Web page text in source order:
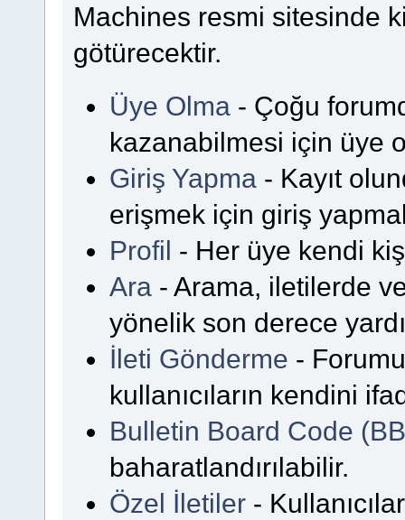
Machines resmi sitesinde
götürecektir.
Üye Olma - Çoğu
kazanabilmesi için üye
Giriş Yapma - Kayıt
erişmek için giriş
Profil - Her üye kendi
Ara - Arama, iletilerde
yönelik son derece
İleti Gönderme -
kullanıcıların kendini
Bulletin Board Code
baharatlandırılabilir.
Özel İletiler -